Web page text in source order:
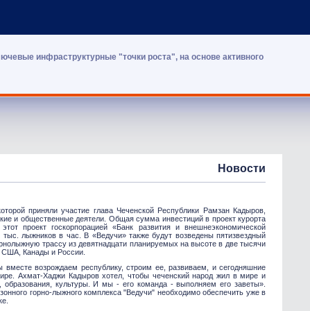
инфраструктурные "точки роста", на основе активного
Новости
приняли участие глава Чеченской Республики Рамзан Кадыров,
и общественные деятели. Общая сумма инвестиций в проект курорта
проект госкорпорацией «Банк развития и внешнеэкономической
лыжников в час. В «Ведучи» также будут возведены пятизвездный
трассу из девятнадцати планируемых на высоте в две тысячи
США, Канады и России.
возрождаем республику, строим ее, развиваем, и сегодняшние
Ахмат-Хаджи Кадыров хотел, чтобы чеченский народ жил в мире и
культуры. И мы - его команда - выполняем его заветы».
горно-лыжного комплекса "Ведучи" необходимо обеспечить уже в